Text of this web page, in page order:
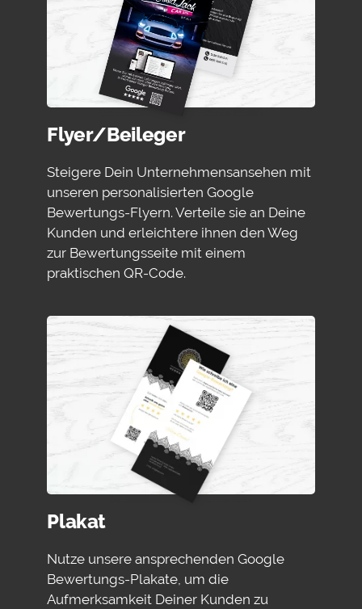
Flyer/Beileger
Steigere Dein Unternehmensansehen mit
unseren personalisierten Google
Bewertungs-Flyern. Verteile sie an Deine
Kunden und erleichtere ihnen den Weg
zur Bewertungsseite mit einem
praktischen QR-Code.
Plakat
Nutze unsere ansprechenden Google
Bewertungs-Plakate, um die
Aufmerksamkeit Deiner Kunden zu